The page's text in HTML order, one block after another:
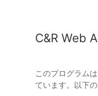
C&R Web
このプログラム
ています。以下